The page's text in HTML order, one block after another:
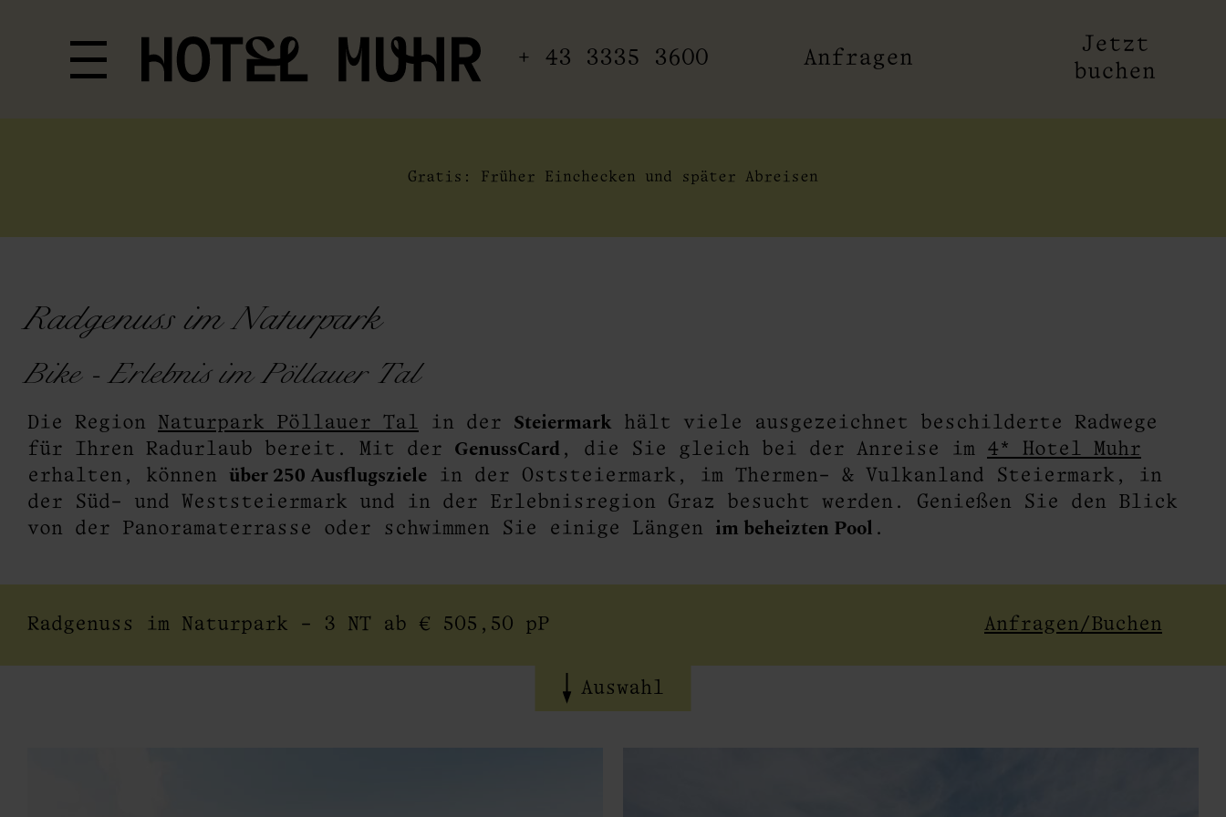
Gratis: Früher Einchecken und später Abreisen
+ 43 3335 3600 Anfragen
Jetzt
buchen
Radgenuss im Naturpark
Bike - Erlebnis im Pöllauer Tal
Die Region Naturpark Pöllauer Tal in der Steiermark hält viele ausgezeichnet beschilderte Radwege
für Ihren Radurlaub bereit. Mit der GenussCard , die Sie gleich bei der Anreise im 4* Hotel Muhr
erhalten, können über 250 Ausflugsziele in der Oststeiermark, im Thermen- & Vulkanland Steiermark, in
der Süd- und Weststeiermark und in der Erlebnisregion Graz besucht werden. Genießen Sie den Blick
von der Panoramaterrasse oder schwimmen Sie einige Längen im beheizten Pool .
Radgenuss im Naturpark - 3 NT ab € 505,50 pP Anfragen/Buchen
Auswahl